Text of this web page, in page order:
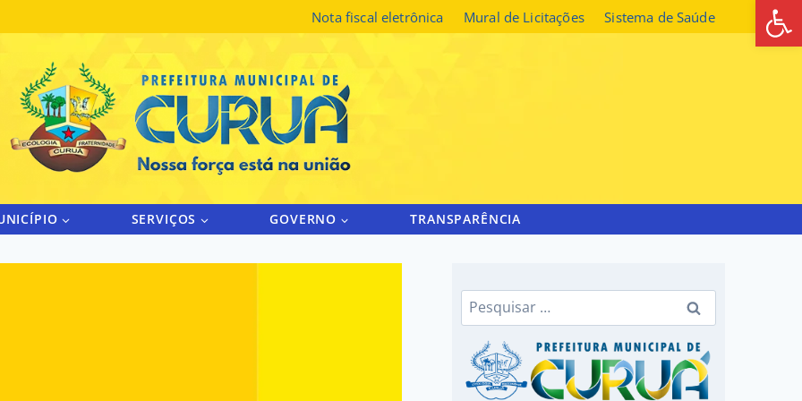
Nota fiscal eletrônica Mural de Licitações Sistema de Saúde
SERVIÇOS GOVERNO TRANSPARÊNCIA
Pesquisar
por: